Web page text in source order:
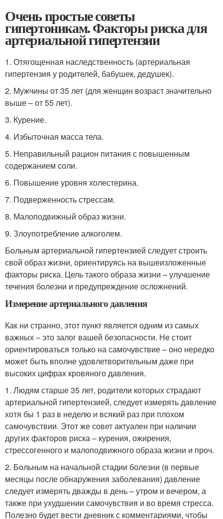
Очень простые советы
гипертоникам. Факторы риска для
артериальной гипертензии
1. Отягощенная наследственность (артериальная
гипертензия у родителей, бабушек, дедушек).
2. Мужчины от 35 лет (для женщин возраст значительно
выше – от 55 лет).
3. Курение.
4. Избыточная масса тела.
5. Неправильный рацион питания с повышенным
содержанием соли.
6. Повышение уровня холестерина.
7. Подверженность стрессам.
8. Малоподвижный образ жизни.
9. Злоупотребление алкоголем.
Больным артериальной гипертензией следует строить
свой образ жизни, ориентируясь на вышеизложенные
факторы риска. Цель такого образа жизни – улучшение
течения болезни и предупреждение осложнений.
Измерение артериального давления
Как ни странно, этот пункт является одним из самых
важных – это залог вашей безопасности. Не стоит
ориентироваться только на самочувствие – оно нередко
может быть вполне удовлетворительным даже при
высоких цифрах кровяного давления.
1. Людям старше 35 лет, родители которых страдают
артериальной гипертензией, следует измерять давление
хотя бы 1 раз в неделю и всякий раз при плохом
самочувствии. Этот же совет актуален при наличии
других факторов риска – курения, ожирения,
стрессогенного и малоподвижного образа жизни и проч.
2. Больным на начальной стадии болезни (в первые
месяцы после обнаружения заболевания) давление
следует измерять дважды в день – утром и вечером, а
также при ухудшении самочувствия и во время стресса.
Полезно будет вести дневник с комментариями, чтобы